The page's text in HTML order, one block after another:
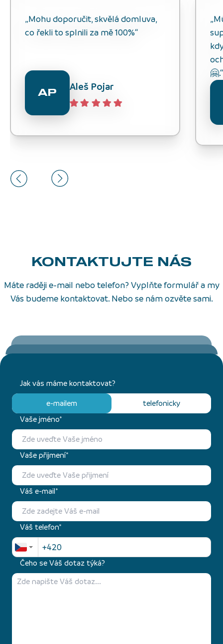
„Mohu doporučit, skvělá domluva,
co řekli to splnili za mě 100%“
AP Aleš Pojar
KONTAKTUJTE NÁS
Máte raději e-mail nebo telefon? Vyplňte formulář a my
Vás budeme kontaktovat. Nebo se nám ozvěte sami.
Jak vás máme kontaktovat?
e-mailem
telefonicky
Vaše jméno*
Vaše přijmení*
Váš e-mail*
Váš telefon*
Čeho se Váš dotaz týká?